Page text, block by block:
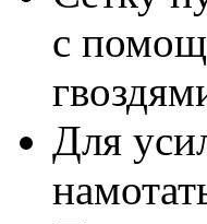
с
Для